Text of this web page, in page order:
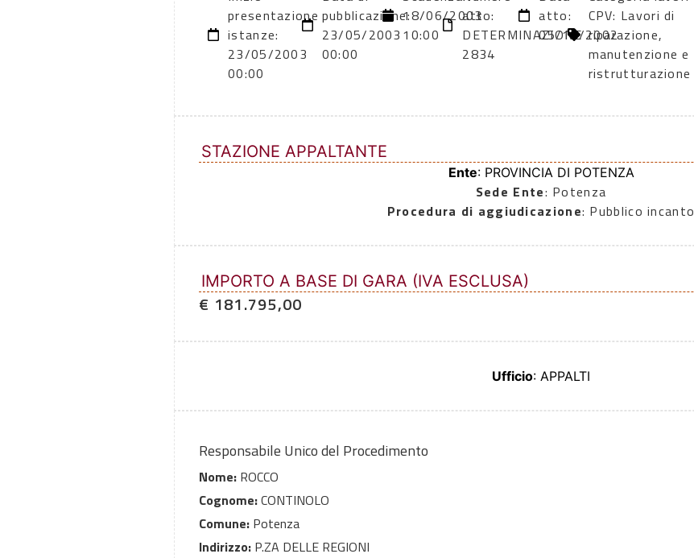
presentazione
istanze:
23/05/2003
00:00
pubblicazione:
23/05/2003
00:00
18/06/2003
10:00
atto:
DETERMINAZIONE
2834
atto:
05/11/2002
CPV: Lavori di
riparazione,
manutenzione e
ristrutturazione
STAZIONE APPALTANTE
Ente: PROVINCIA DI POTENZA
Sede Ente: Potenza
Procedura di aggiudicazione: Pubblico incanto
IMPORTO A BASE DI GARA (IVA ESCLUSA)
€ 181.795,00
Ufficio: APPALTI
Responsabile Unico del Procedimento
Nome: ROCCO
Cognome:CONTINOLO
Comune: Potenza
Indirizzo: P.ZA DELLE REGIONI